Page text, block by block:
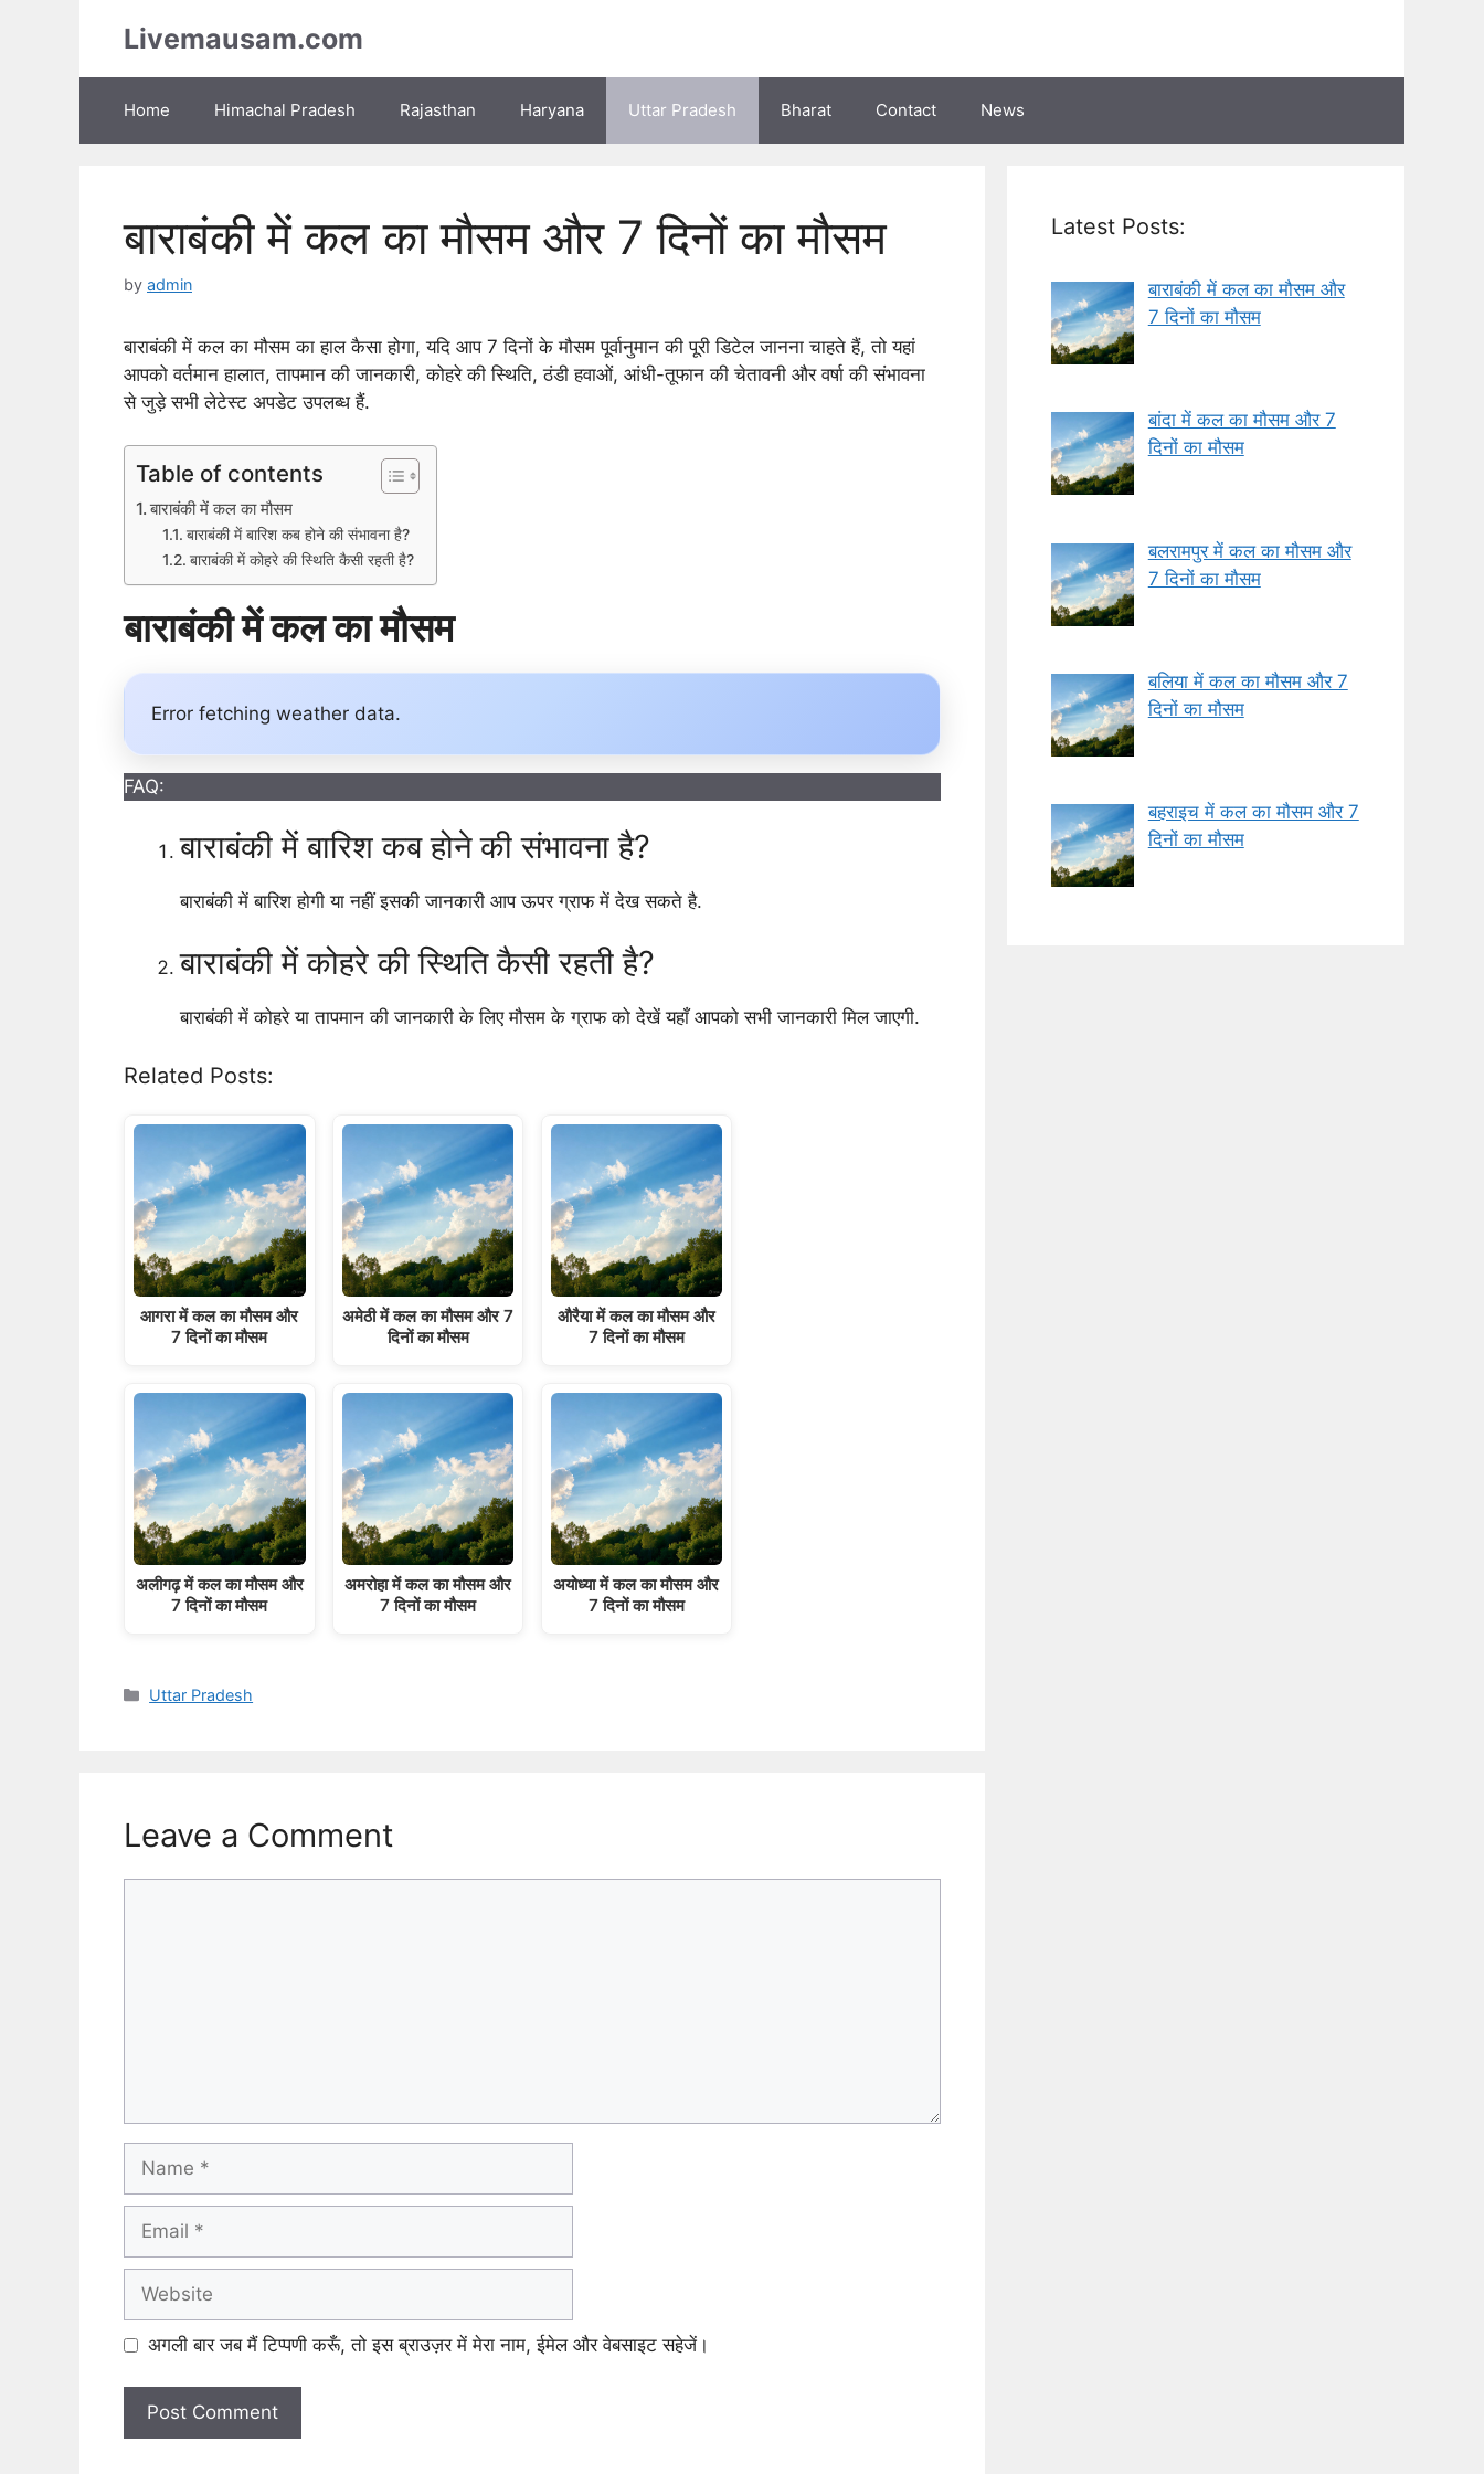
Livemausam.com
Home Himachal Pradesh Rajasthan Haryana Uttar Pradesh Bharat Contact News
बाराबंकी में कल का मौसम और 7 दिनों का मौसम
by admin
बाराबंकी में कल का मौसम का हाल कैसा होगा, यदि आप 7 दिनों के मौसम पूर्वानुमान की पूरी डिटेल जानना चाहते हैं, तो यहां
आपको वर्तमान हालात, तापमान की जानकारी, कोहरे की स्थिति, ठंडी हवाओं, आंधी-तूफान की चेतावनी और वर्षा की संभावना
से जुड़े सभी लेटेस्ट अपडेट उपलब्ध हैं.
Table of contents
बाराबंकी में कल का मौसम
बाराबंकी में बारिश कब होने की संभावना है?
बाराबंकी में कोहरे की स्थिति कैसी रहती है?
बाराबंकी में कल का मौसम
Error fetching weather data.
FAQ:
बाराबंकी में बारिश कब होने की संभावना है?
बाराबंकी में बारिश होगी या नहीं इसकी जानकारी आप ऊपर ग्राफ में देख सकते है.
बाराबंकी में कोहरे की स्थिति कैसी रहती है?
बाराबंकी में कोहरे या तापमान की जानकारी के लिए मौसम के ग्राफ को देखें यहाँ आपको सभी जानकारी मिल जाएगी.
Related Posts:
आगरा में कल का मौसम और
7 दिनों का मौसम
अलीगढ़ में कल का मौसम और
7 दिनों का मौसम
अमेठी में कल का मौसम और 7
दिनों का मौसम
अमरोहा में कल का मौसम और
7 दिनों का मौसम
औरैया में कल का मौसम और
7 दिनों का मौसम
अयोध्या में कल का मौसम और
7 दिनों का मौसम
Categories
Uttar Pradesh
Leave a Comment
अगली बार जब मैं टिप्पणी करूँ, तो इस ब्राउज़र में मेरा नाम, ईमेल और वेबसाइट सहेजें।
Latest Posts:
बाराबंकी में कल का मौसम और
7 दिनों का मौसम
बांदा में कल का मौसम और 7
दिनों का मौसम
बलरामपुर में कल का मौसम और
7 दिनों का मौसम
बलिया में कल का मौसम और 7
दिनों का मौसम
बहराइच में कल का मौसम और 7
दिनों का मौसम